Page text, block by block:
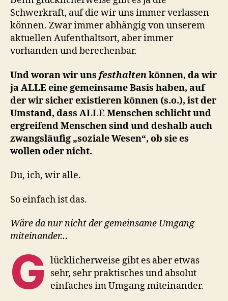
Schwerkraft, auf die wir uns immer verlassen
können. Zwar immer abhängig von unserem
aktuellen Aufenthaltsort, aber immer
vorhanden und berechenbar.
Und woran wir uns festhaltenkönnen, da wir
ja ALLE eine gemeinsame Basis haben, auf
der wirsicherexistieren können (s.o.), ist der
Umstand, dass ALLE Menschen schlicht und
ergreifend Menschen sind und deshalb auch
zwangsläufig „soziale Wesen“, ob sie es
wollen oder nicht.
Du, ich, wir alle.
So einfach ist das.
Wäre da nur nicht der gemeinsame Umgang
miteinander…
G lücklicherweise gibt es aber etwas
sehr, sehr praktisches und absolut
einfaches im Umgang miteinander.